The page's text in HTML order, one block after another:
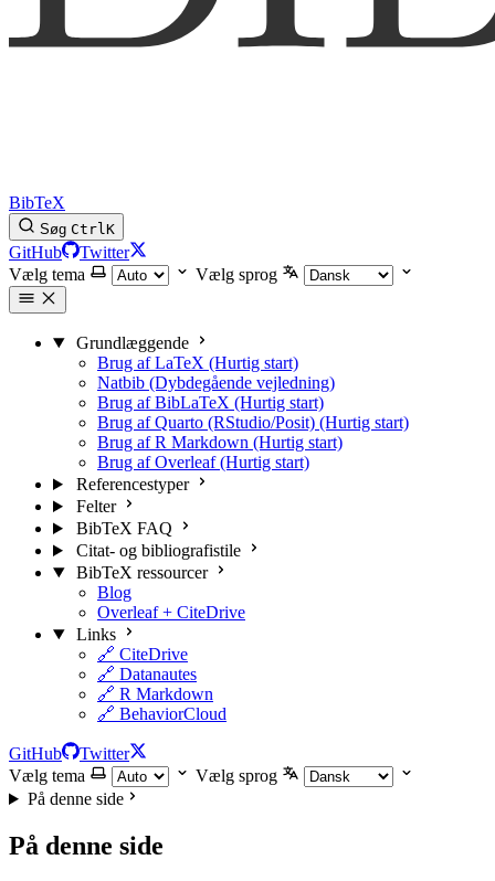
BibTeX
Søg CtrlK
GitHub
Twitter
Vælg tema
Vælg sprog
Grundlæggende
Brug af LaTeX (Hurtig start)
Natbib (Dybdegående vejledning)
Brug af BibLaTeX (Hurtig start)
Brug af Quarto (RStudio/Posit) (Hurtig start)
Brug af R Markdown (Hurtig start)
Brug af Overleaf (Hurtig start)
Referencestyper
Felter
BibTeX FAQ
Citat- og bibliografistile
BibTeX ressourcer
Blog
Overleaf + CiteDrive
Links
🔗 CiteDrive
🔗 Datanautes
🔗 R Markdown
🔗 BehaviorCloud
GitHub
Twitter
Vælg tema
Vælg sprog
På denne side
På denne side